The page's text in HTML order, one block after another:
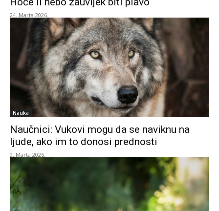
24. Marta 2026.
Nauka
Naučnici: Vukovi mogu da se naviknu na
ljude, ako im to donosi prednosti
9. Marta 2026.